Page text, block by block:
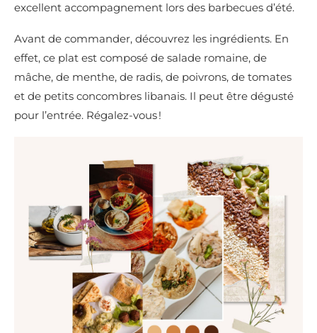
excellent accompagnement lors des barbecues d’été.
Avant de commander, découvrez les ingrédients. En
effet, ce plat est composé de salade romaine, de
mâche, de menthe, de radis, de poivrons, de tomates
et de petits concombres libanais. Il peut être dégusté
pour l’entrée. Régalez-vous !